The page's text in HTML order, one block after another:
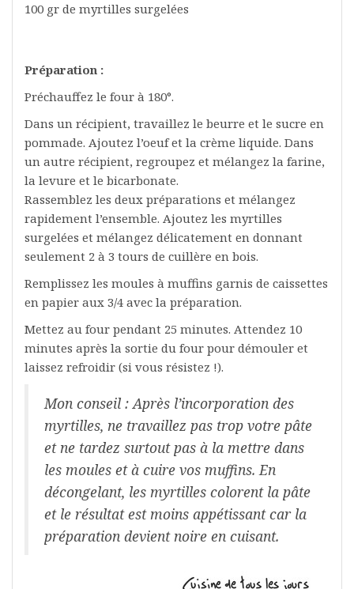
100 gr de myrtilles surgelées
Préparation :
Préchauffez le four à 180°.
Dans un récipient, travaillez le beurre et le sucre en
pommade. Ajoutez l’oeuf et la crème liquide. Dans
un autre récipient, regroupez et mélangez la farine,
la levure et le bicarbonate.
Rassemblez les deux préparations et mélangez
rapidement l’ensemble. Ajoutez les myrtilles
surgelées et mélangez délicatement en donnant
seulement 2 à 3 tours de cuillère en bois.
Remplissez les moules à muffins garnis de caissettes
en papier aux 3/4 avec la préparation.
Mettez au four pendant 25 minutes. Attendez 10
minutes après la sortie du four pour démouler et
laissez refroidir (si vous résistez !).
Mon conseil : Après l’incorporation des
myrtilles, ne travaillez pas trop votre pâte
et ne tardez surtout pas à la mettre dans
les moules et à cuire vos muffins. En
décongelant, les myrtilles colorent la pâte
et le résultat est moins appétissant car la
préparation devient noire en cuisant.